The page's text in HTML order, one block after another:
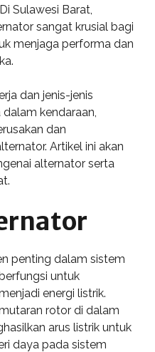
Sulawesi Barat,
sangat krusial bagi
menjaga performa dan
dan jenis-jenis
kendaraan,
dan
Artikel ini akan
alternator serta
penting dalam sistem
untuk
energi listrik.
rotor di dalam
arus listrik untuk
daya pada sistem